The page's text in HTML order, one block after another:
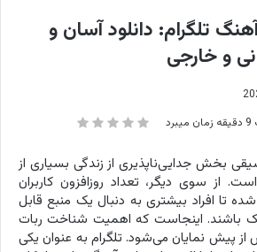
آهنگ تلگرام: دانلود آسان و
و خارجی
بخش جدایی‌ناپذیری از زندگی بسیاری از
از سوی دیگر، تعداد روزافزون کاربران
تا افراد بیشتری به دنبال یک منبع قابل
باشند. اینجاست که اهمیت شناخت ربات
از پیش نمایان می‌شود. تلگرام به عنوان یکی